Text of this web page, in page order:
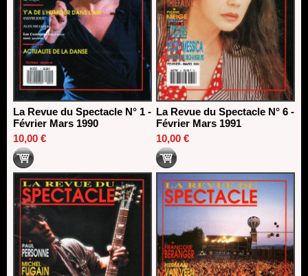
La Revue du Spectacle N° 1 -
Février Mars 1990
10,00 €
La Revue du Spectacle N° 6 -
Février Mars 1991
10,00 €